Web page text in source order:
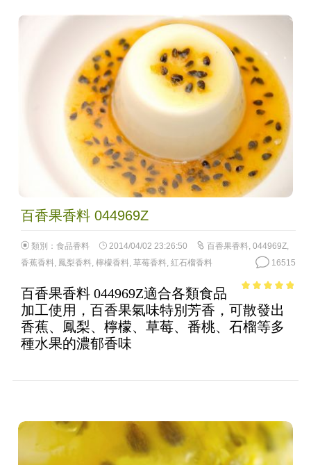
百香果香料 044969Z
類別： 食品香料 2014/04/02 23:26:50 百香果香料, 044969Z,
香蕉香料, 鳳梨香料, 檸檬香料, 草莓香料, 紅石榴香料 16515
5
百香果香料 044969Z適合各類食品
加工使用，百香果氣味特別芳香，可散發出
香蕉、鳳梨、檸檬、草莓、番桃、石榴等多
種水果的濃郁香味